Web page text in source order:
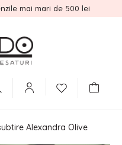
mai mari de 500 lei
Alexandra Olive